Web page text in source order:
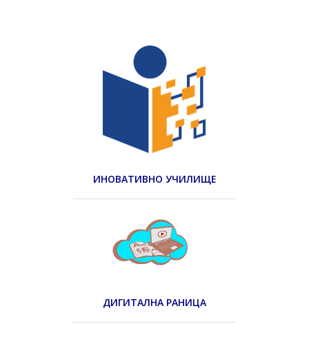
ИНОВАТИВНО УЧИЛИЩЕ
ДИГИТАЛНА РАНИЦА